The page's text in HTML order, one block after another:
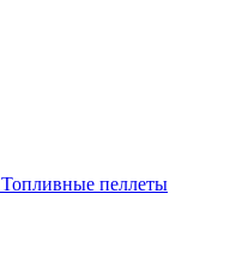
Топливные пеллеты